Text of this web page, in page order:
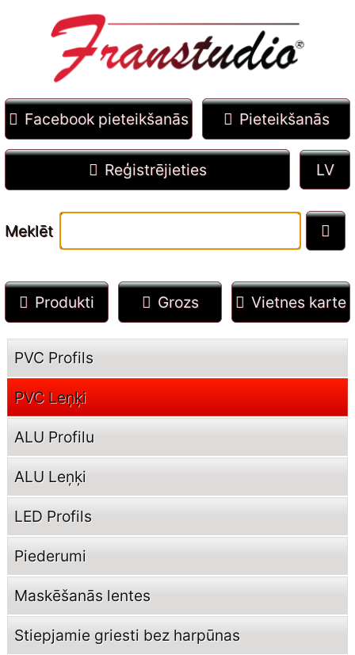
Facebook pieteikšanās Pieteikšanās
Reģistrējieties
Meklēt
Produkti Grozs Vietnes karte
PVC Profils
PVC Leņķi
ALU Profilu
ALU Leņķi
LED Profils
Piederumi
Maskēšanās lentes
Stiepjamie griesti bez harpūnas